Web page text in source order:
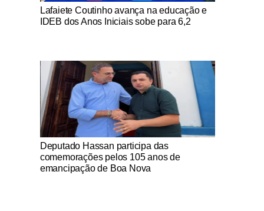
Notícias Católicas
Lafaiete Coutinho avança na educação e
IDEB dos Anos Iniciais sobe para 6,2
Notícias Católicas
Deputado Hassan participa das
comemorações pelos 105 anos de
emancipação de Boa Nova